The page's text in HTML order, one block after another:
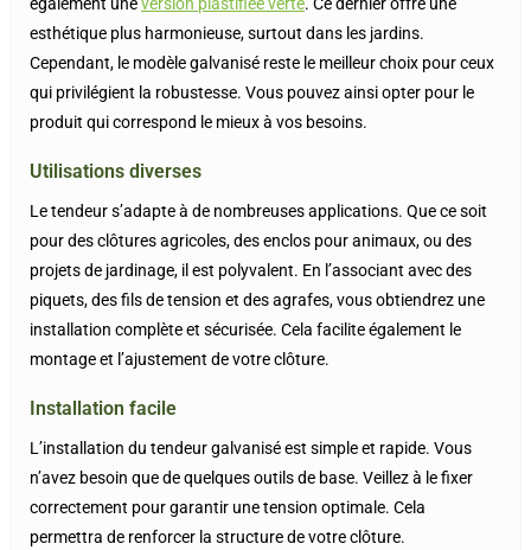
esthétique plus harmonieuse, surtout dans les jardins.
Cependant, le modèle galvanisé reste le meilleur choix pour ceux
qui privilégient la robustesse. Vous pouvez ainsi opter pour le
produit qui correspond le mieux à vos besoins.
Utilisations diverses
Le tendeur s’adapte à de nombreuses applications. Que ce soit
pour des clôtures agricoles, des enclos pour animaux, ou des
projets de jardinage, il est polyvalent. En l’associant avec des
piquets, des fils de tension et des agrafes, vous obtiendrez une
installation complète et sécurisée. Cela facilite également le
montage et l’ajustement de votre clôture.
Installation facile
L’installation du tendeur galvanisé est simple et rapide. Vous
n’avez besoin que de quelques outils de base. Veillez à le fixer
correctement pour garantir une tension optimale. Cela
permettra de renforcer la structure de votre clôture.